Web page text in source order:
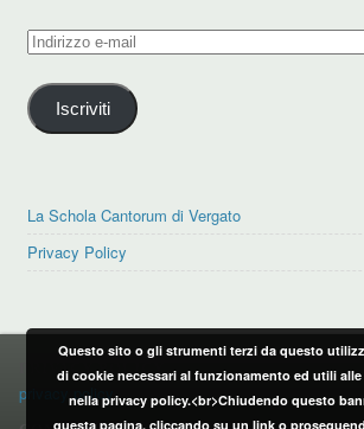
Indirizzo
mail
Iscriviti
La Schola Cantorum di Vergato
Privacy Policy
PRIVACY POLICY
privacy policy
Questo sito o gli strumenti terzi da questo
di cookie necessari al funzionamento ed utili
nella privacy policy.<br>Chiudendo questo
questa pagina, cliccando su un link o